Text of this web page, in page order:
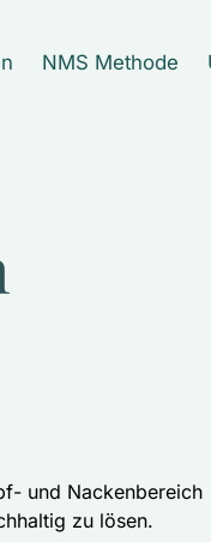
NMS Methode
und Nackenbereich
zu lösen.